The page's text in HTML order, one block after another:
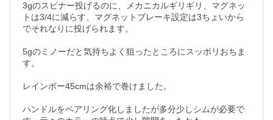
3gのスピナー投げるのに、メカニカルギリギリ、マグネッ
トは3/4に減らす、マグネットブレーキ設定は3ちょいから
でそれなりに投げられます。
5gのミノーだと気持ちよく狙ったところにスッポリおちま
す。
レインボー45cmは余裕で巻けました。
ハンドルをベアリング化しましたが多分少しシムが必要で